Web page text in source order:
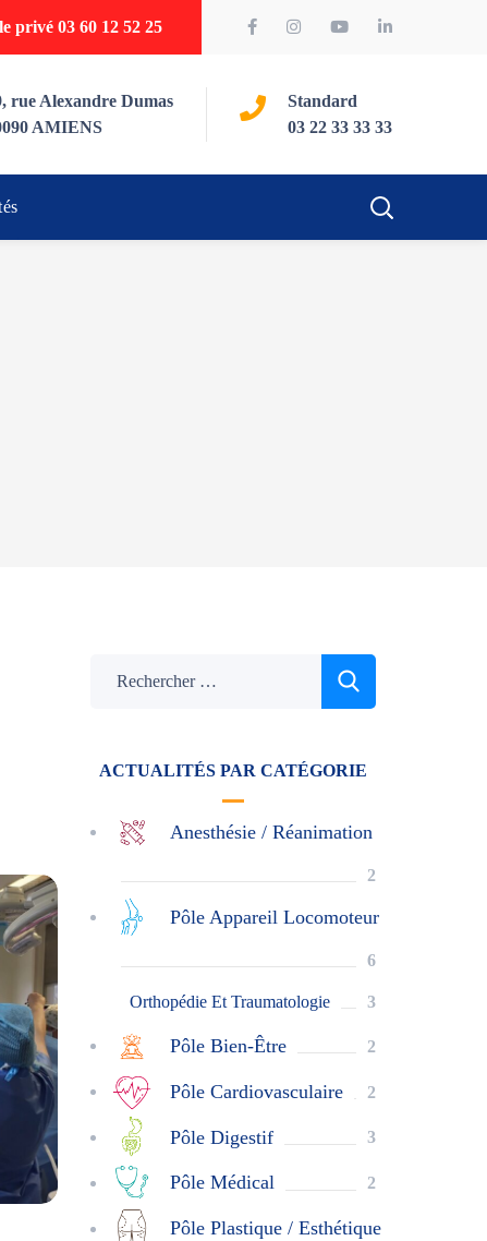
privé 03 60 12 52 25
rue Alexandre Dumas
AMIENS
Standard
03 22 33 33 33
ACTUALITÉS PAR CATÉGORIE
Anesthésie / Réanimation
2
Pôle Appareil Locomoteur
6
Orthopédie Et Traumatologie 3
Pôle Bien-Être 2
Pôle Cardiovasculaire 2
Pôle Digestif 3
Pôle Médical 2
Pôle Plastique / Esthétique